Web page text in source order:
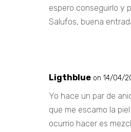
espero conseguirlo y
Salufos, buena
Ligthblue on 14/04/
Yo hace un par de
que me escamo la
ocurrio hacer es